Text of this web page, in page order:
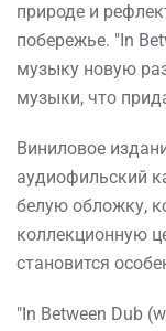
природе и
побережье. "In
музыку новую
музыки, что
Виниловое
аудиофильский
белую обложку,
коллекционную
становится
"In Between Dub